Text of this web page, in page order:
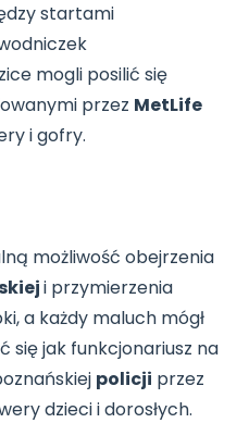
startami
mogli posilić się
przez MetLife
i gofry.
możliwość obejrzenia
i przymierzenia
a każdy maluch mógł
się jak funkcjonariusz na
policji przez
dzieci i dorosłych.